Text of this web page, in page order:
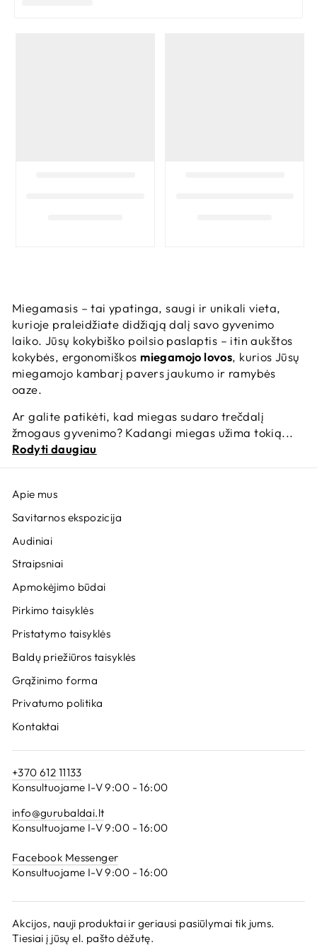
Miegamasis – tai ypatinga, saugi ir unikali vieta,
kurioje praleidžiate didžiąją dalį savo gyvenimo
laiko. Jūsų kokybiško poilsio paslaptis – itin aukštos
kokybės, ergonomiškos miegamojo lovos, kurios Jūsų
miegamojo kambarį pavers jaukumo ir ramybės
oaze.
Ar galite patikėti, kad miegas sudaro trečdalį
žmogaus gyvenimo? Kadangi miegas užima tokią...
Rodyti daugiau
Apie mus
Savitarnos ekspozicija
Audiniai
Straipsniai
Apmokėjimo būdai
Pirkimo taisyklės
Pristatymo taisyklės
Baldų priežiūros taisyklės
Grąžinimo forma
Privatumo politika
Kontaktai
+370 612 11133
Konsultuojame I-V 9:00 - 16:00
info@gurubaldai.lt
Konsultuojame I-V 9:00 - 16:00
Facebook Messenger
Konsultuojame I-V 9:00 - 16:00
Akcijos, nauji produktai ir geriausi pasiūlymai tik jums.
Tiesiai į jūsų el. pašto dėžutę.